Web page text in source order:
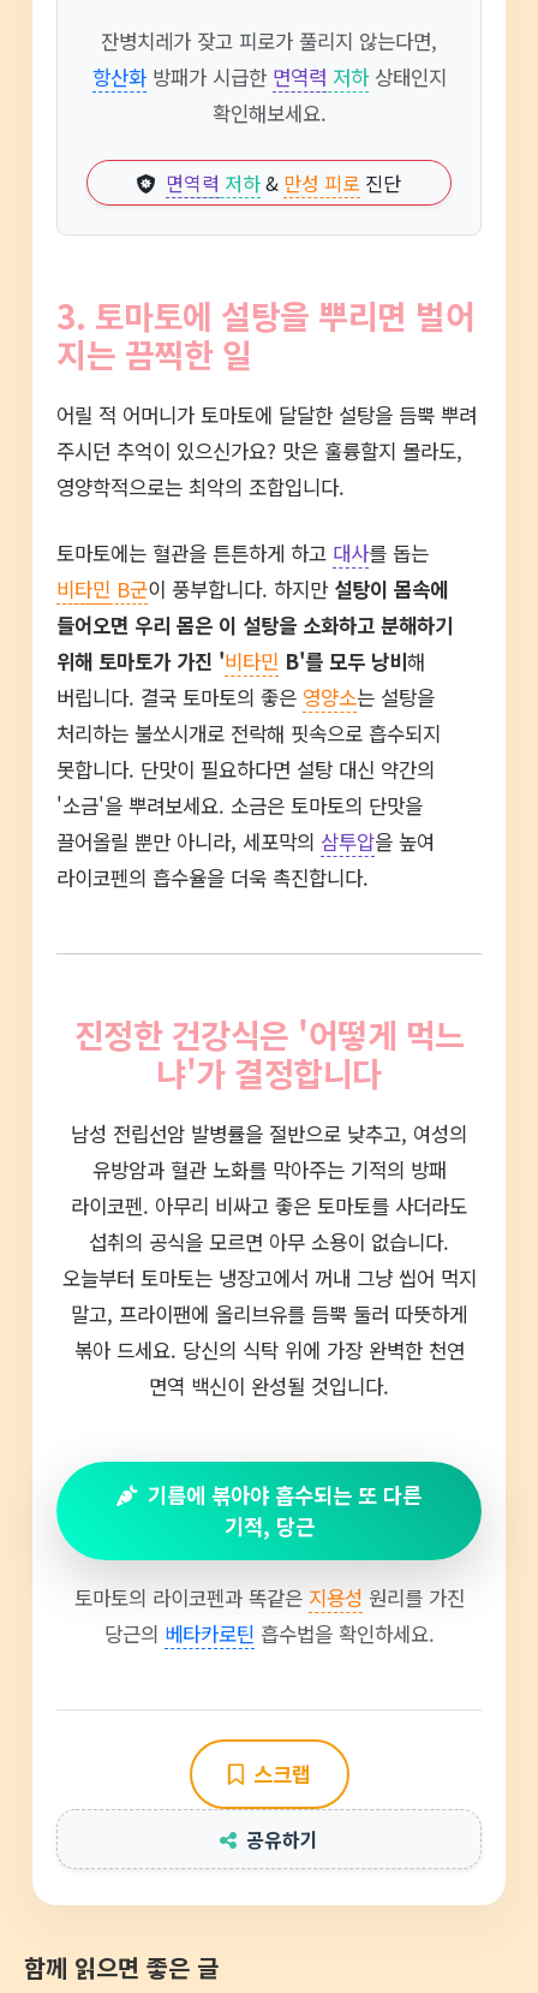
잔병치레가 잦고 피로가 풀리지 않는다면,
항산화방패가 시급한 면역력 저하상태인지
확인해보세요.
면역력 저하& 만성 피로 진단
3. 토마토에 설탕을 뿌리면 벌어
지는 끔찍한 일
어릴 적 어머니가 토마토에 달달한 설탕을 듬뿍 뿌려
주시던 추억이 있으신가요? 맛은 훌륭할지 몰라도,
영양학적으로는 최악의 조합입니다.
토마토에는 혈관을 튼튼하게 하고 대사를 돕는
비타민 B군이 풍부합니다. 하지만 설탕이 몸속에
들어오면 우리 몸은 이 설탕을 소화하고 분해하기
위해 토마토가 가진 '비타민 B'를 모두 낭비해
버립니다. 결국 토마토의 좋은 영양소는 설탕을
처리하는 불쏘시개로 전락해 핏속으로 흡수되지
못합니다. 단맛이 필요하다면 설탕 대신 약간의
'소금'을 뿌려보세요. 소금은 토마토의 단맛을
끌어올릴 뿐만 아니라, 세포막의 삼투압을 높여
라이코펜의 흡수율을 더욱 촉진합니다.
진정한 건강식은 '어떻게 먹느
냐'가 결정합니다
남성 전립선암 발병률을 절반으로 낮추고, 여성의
유방암과 혈관 노화를 막아주는 기적의 방패
라이코펜. 아무리 비싸고 좋은 토마토를 사더라도
섭취의 공식을 모르면 아무 소용이 없습니다.
오늘부터 토마토는 냉장고에서 꺼내 그냥 씹어 먹지
말고, 프라이팬에 올리브유를 듬뿍 둘러 따뜻하게
볶아 드세요. 당신의 식탁 위에 가장 완벽한 천연
면역 백신이 완성될 것입니다.
기름에 볶아야 흡수되는 또 다른
기적, 당근
토마토의 라이코펜과 똑같은 지용성 원리를 가진
당근의 베타카로틴 흡수법을 확인하세요.
스크랩
공유하기
함께 읽으면 좋은 글